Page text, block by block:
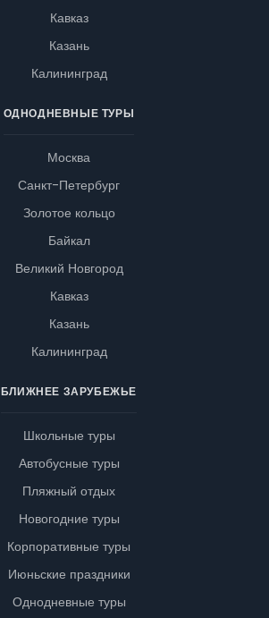
Кавказ
Казань
Калининград
ОДНОДНЕВНЫЕ ТУРЫ
Москва
Санкт-Петербург
Золотое кольцо
Байкал
Великий Новгород
Кавказ
Казань
Калининград
БЛИЖНЕЕ ЗАРУБЕЖЬЕ
Школьные туры
Автобусные туры
Пляжный отдых
Новогодние туры
Корпоративные туры
Июньские праздники
Однодневные туры